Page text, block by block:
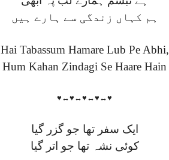
ہم کہاں زندگی سے ہارے ہیں
Hai Tabassum Hamare Lub Pe Abhi,
Hum Kahan Zindagi Se Haare Hain
♥↔♥↔♥↔♥↔♥
ایک سفر تھا جو گزر گیا
کوئی نشہ تھا جو اتر گیا